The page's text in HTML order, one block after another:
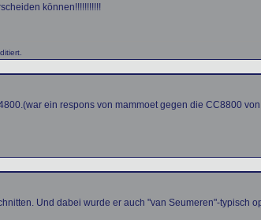
können!!!!!!!!!!!
ein respons von mammoet gegen die CC8800
Und dabei wurde er auch "van Seumeren"-typisch